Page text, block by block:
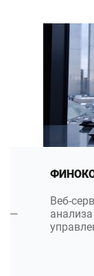
ФИНОКО:
Веб-сервис
анализа